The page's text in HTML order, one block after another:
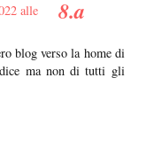
alle
blog verso la home di
ma non di tutti gli